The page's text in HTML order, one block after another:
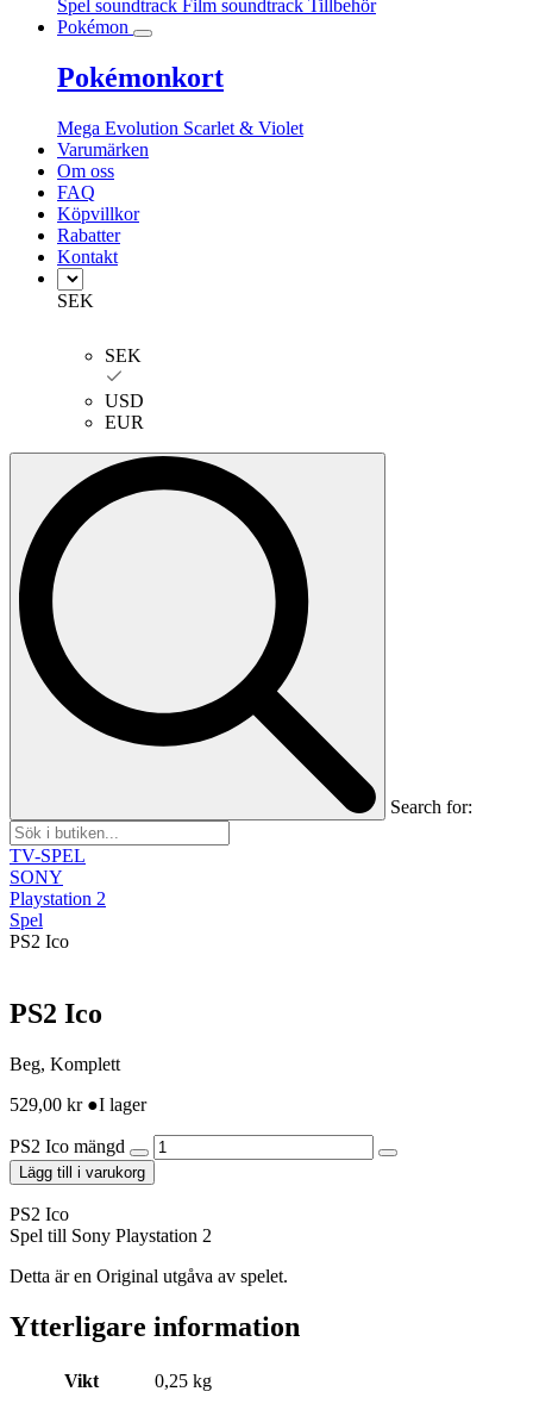
Spel soundtrack Film soundtrack Tillbehör
Pokémon
Pokémonkort
Mega Evolution Scarlet & Violet
Varumärken
Om oss
FAQ
Köpvillkor
Rabatter
Kontakt
SEK
SEK
USD
EUR
Search for:
TV-SPEL
SONY
Playstation 2
Spel
PS2 Ico
PS2 Ico
Beg, Komplett
529,00 kr ●I lager
PS2 Ico mängd
Lägg till i varukorg
PS2 Ico
Spel till Sony Playstation 2
Detta är en Original utgåva av spelet.
Ytterligare information
Vikt 0,25 kg